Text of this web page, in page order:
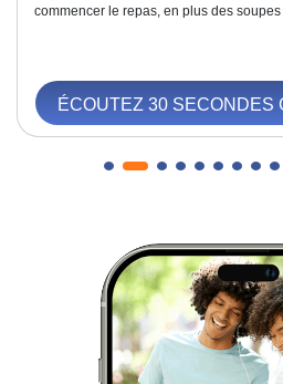
commencer le repas, en plus des soupes
ÉCOUTEZ 30 SECONDES